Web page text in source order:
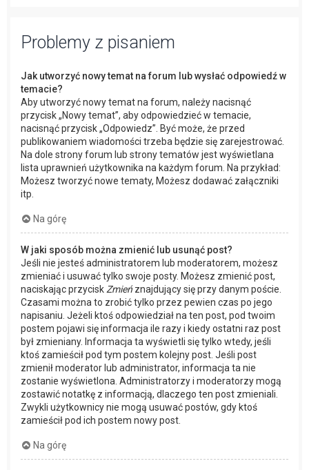
Problemy z pisaniem
Jak utworzyć nowy temat na forum lub wysłać odpowiedź w
temacie?
Aby utworzyć nowy temat na forum, należy nacisnąć
przycisk „Nowy temat”, aby odpowiedzieć w temacie,
nacisnąć przycisk „Odpowiedz”. Być może, że przed
publikowaniem wiadomości trzeba będzie się zarejestrować.
Na dole strony forum lub strony tematów jest wyświetlana
lista uprawnień użytkownika na każdym forum. Na przykład:
Możesz tworzyć nowe tematy, Możesz dodawać załączniki
itp.
Na górę
W jaki sposób można zmienić lub usunąć post?
Jeśli nie jesteś administratorem lub moderatorem, możesz
zmieniać i usuwać tylko swoje posty. Możesz zmienić post,
naciskając przyciskZmieńznajdujący się przy danym poście.
Czasami można to zrobić tylko przez pewien czas po jego
napisaniu. Jeżeli ktoś odpowiedział na ten post, pod twoim
postem pojawi się informacja ile razy i kiedy ostatni raz post
był zmieniany. Informacja ta wyświetli się tylko wtedy, jeśli
ktoś zamieścił pod tym postem kolejny post. Jeśli post
zmienił moderator lub administrator, informacja ta nie
zostanie wyświetlona. Administratorzy i moderatorzy mogą
zostawić notatkę z informacją, dlaczego ten post zmieniali.
Zwykli użytkownicy nie mogą usuwać postów, gdy ktoś
zamieścił pod ich postem nowy post.
Na górę